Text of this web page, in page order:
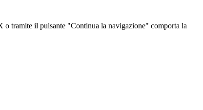
o tramite il pulsante "Continua la navigazione" comporta la